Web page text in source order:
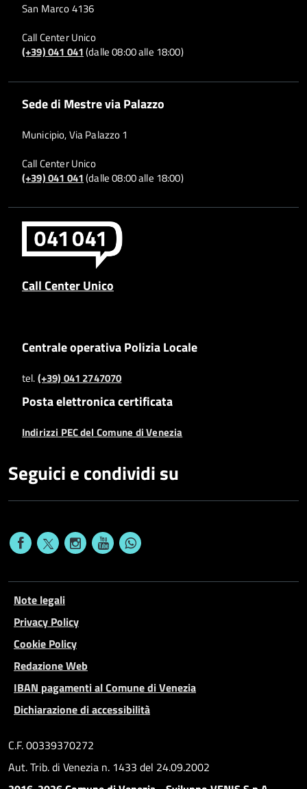
San Marco 4136
Call Center Unico
(+39) 041 041(dalle 08:00 alle 18:00)
Sede di Mestre via Palazzo
Municipio, Via Palazzo 1
Call Center Unico
(+39) 041 041(dalle 08:00 alle 18:00)
Call Center Unico
Centrale operativa Polizia Locale
tel.(+39) 041 2747070
Posta elettronica certificata
Indirizzi PEC del Comune di Venezia
Seguici e condividi su
Note legali
Privacy Policy
Cookie Policy
Redazione Web
IBAN pagamenti al Comune di Venezia
Dichiarazione di accessibilità
C.F. 00339370272
Aut. Trib. di Venezia n. 1433 del 24.09.2002